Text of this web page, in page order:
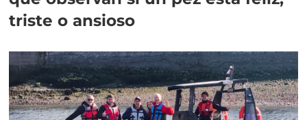
triste o ansioso